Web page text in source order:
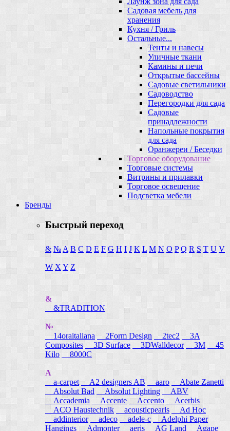
Садовая мебель для
хранения
Кухня / Гриль
Остальные...
Тенты и навесы
Уличные ткани
Камины и печи
Открытые бассейны
Садовые светильники
Садоводство
Перегородки для сада
Садовые
принадлежности
Напольные покрытия
для сада
Оранжереи / Беседки
Торговое оборудование
Торговые системы
Витрины и прилавки
Торговое освещение
Подсветка мебели
Бренды
Быстрый переход
& № A B C D E F G H I J K L M N O P Q R S T U V
W X Y Z
&
&TRADITION
№
14oraitaliana
2Form Design 2tec2
3A
Composites
3D Surface 3DWalldecor 3M
45
Kilo
8000C
A
a-carpet
A2 designers AB aaro
Abate Zanetti
Absolut Bad
Absolut Lighting
ABV
Accademia
Accente Accento
Acerbis
ACO Haustechnik
acousticpearls
Ad Hoc
addinterior
adeco adele-c
Adelphi Paper
Hangings Admonter aeris AG Land Agape